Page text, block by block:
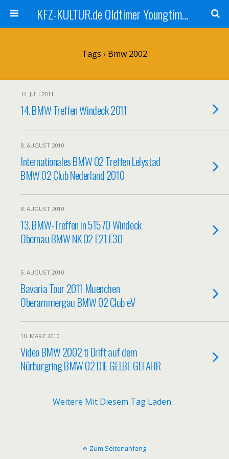
KFZ-KULTUR.de Oldtimer Youngtimer Fotos Bilder Klassiker
Tags › Bmw 2002
14. JULI 2011
14. BMW Treffen Windeck 2011
8. AUGUST 2010
Internationales BMW 02 Treffen Lelystad
BMW 02 Club Nederland 2010
8. AUGUST 2010
13. BMW-Treffen in 51570 Windeck
Obernau BMW NK 02 E21 E30
5. AUGUST 2010
Bavaria Tour 2011 Muenchen
Oberammergau BMW 02 Club eV
10. MÄRZ 2010
Video BMW 2002 ti Drift auf dem
Nürburgring BMW 02 DIE GELBE GEFAHR
Weitere Mit Diesem Tag Laden…
Zum Seitenanfang